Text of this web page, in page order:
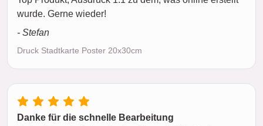
wurde. Gerne wieder!
- Stefan
Druck Stadtkarte Poster 20x30cm
Danke für die schnelle Bearbeitung